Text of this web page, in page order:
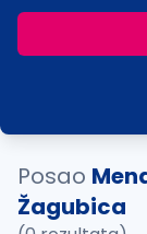
Posao
Žagubica